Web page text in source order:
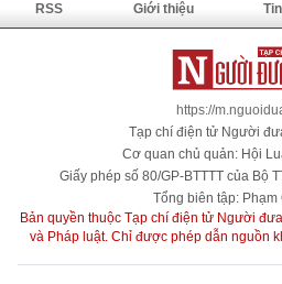
RSS Giới thiệu
https://
Tạp chí điện tử Người
Cơ quan chủ quản: Hội
Giấy phép số 80/GP-BTTTT của Bộ
Tổng biên tập: Phạm
Bản quyền thuộc Tạp chí điện tử Người
và Pháp luật. Chỉ được phép dẫn nguồn